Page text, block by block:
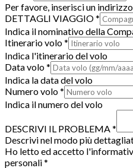
Per favore, inserisci un
DETTAGLI VIAGGIO*
Indica il nominativo della
Itinerario volo*
Indica l'itinerario del volo
Data volo*
Indica la data del volo
Numero volo*
Indica il numero del volo
DESCRIVI IL PROBLEMA *
Descrivi nel modo più
Ho letto ed accetto
personali*